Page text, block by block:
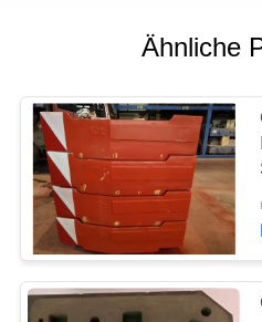
SITEMAP
PRIVACY
POLICY
Ähnliche